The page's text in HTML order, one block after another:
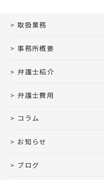
取扱業務
事務所概要
弁護士紹介
弁護士費用
コラム
お知らせ
ブログ